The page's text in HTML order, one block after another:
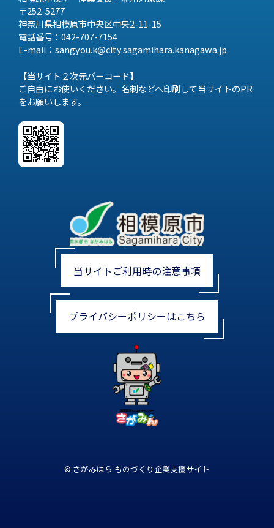
〒252-5277
神奈川県相模原市中央区中央2-11-15
電話番号：042-707-7154
E-mail：sangyou.k@city.sagamihara.kanagawa.jp
【当サイト２次元バーコード】
ご自由にお使いください。名刺などへ印刷して当サイトのPR
をお願いします。
当サイトご利用時の注意事項
プライバシーポリシーはこちら
© さがみはら ものづくり企業支援サイト